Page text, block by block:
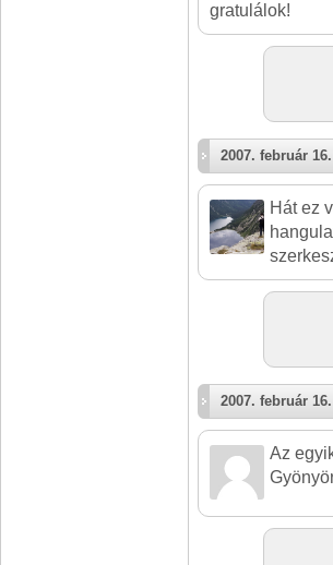
gratulálok!
2007. február 16.
Hát ez
2007. február 16.
Az